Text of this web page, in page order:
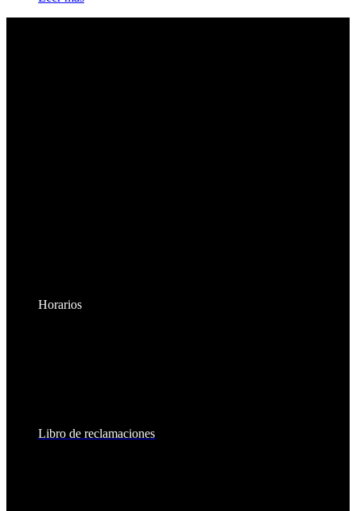
Horarios
Libro de reclamaciones